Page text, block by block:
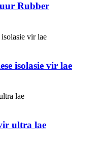
Rubber
isolasie vir lae
ultra lae